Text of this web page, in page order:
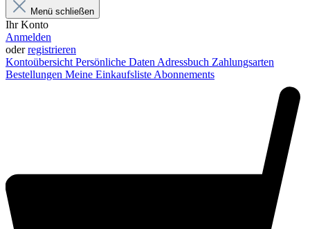
Menü schließen
Ihr Konto
Anmelden
oderregistrieren
Kontoübersicht Persönliche Daten Adressbuch Zahlungsarten
Bestellungen Meine Einkaufsliste Abonnements